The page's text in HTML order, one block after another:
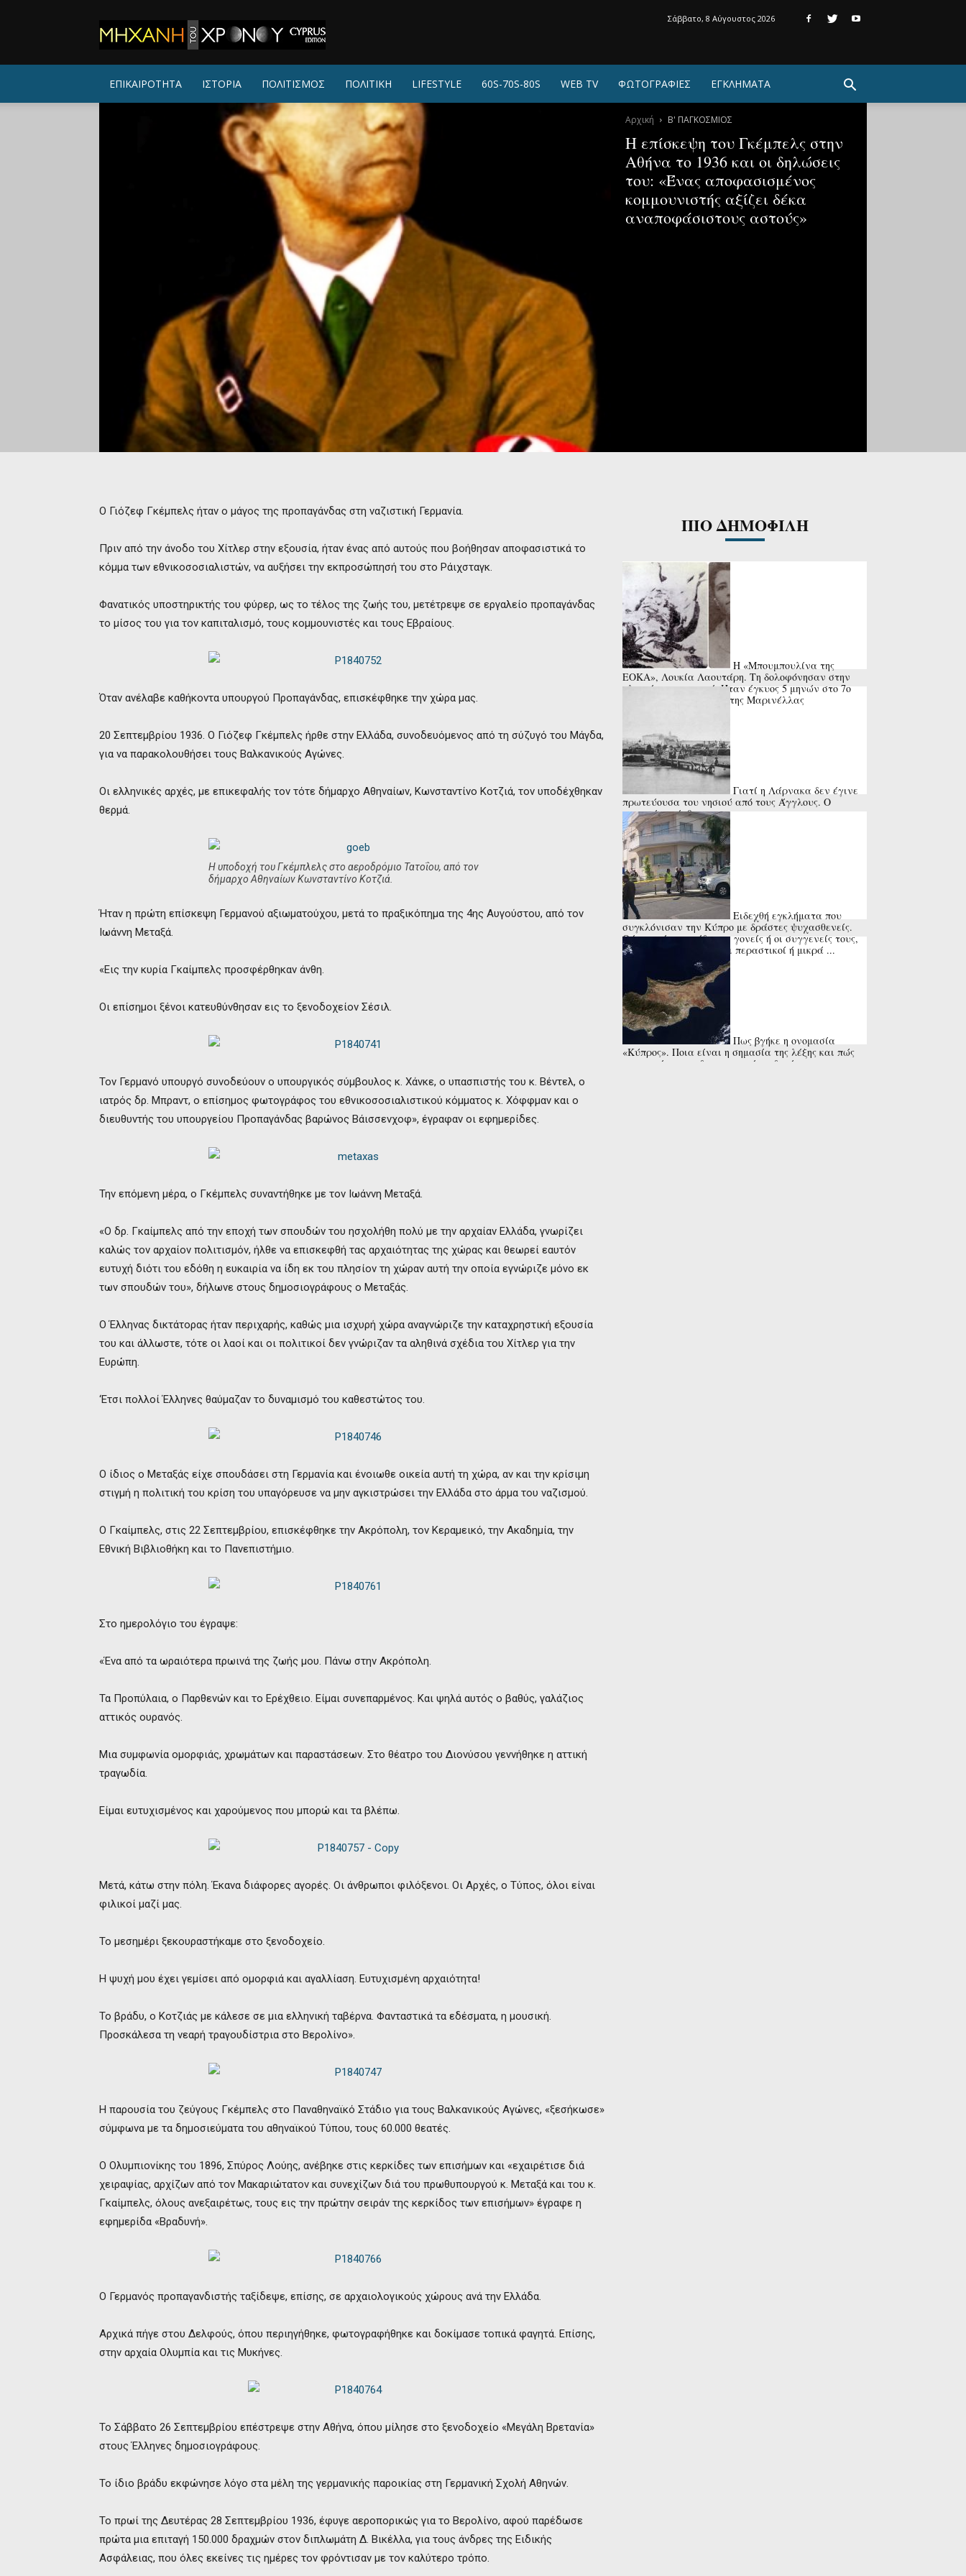
ΤΟΥ
ΧΡΟΝΟΥ
Σάββατο, 8 Αύγουστος 2026
ΕΠΙΚΑΙΡΟΤΗΤΑ ΙΣΤΟΡΙΑ ΠΟΛΙΤΙΣΜΟΣ ΠΟΛΙΤΙΚΗ LIFESTYLE 60S-70S-80S WEB TV ΦΩΤΟΓΡΑΦΙΕΣ ΕΓΚΛΗΜΑΤΑ
Αρχική Β' ΠΑΓΚΟΣΜΙΟΣ
Η επίσκεψη του Γκέμπελς στην
Αθήνα το 1936 και οι δηλώσεις
του: «Ένας αποφασισμένος
κομμουνιστής αξίζει δέκα
αναποφάσιστους αστούς»
Ο Γιόζεφ Γκέμπελς ήταν ο μάγος της προπαγάνδας στη ναζιστική Γερμανία.
Πριν από την άνοδο του Χίτλερ στην εξουσία, ήταν ένας από αυτούς που βοήθησαν αποφασιστικά το
κόμμα των εθνικοσοσιαλιστών, να αυξήσει την εκπροσώπησή του στο Ράιχσταγκ.
Φανατικός υποστηρικτής του φύρερ, ως το τέλος της ζωής του, μετέτρεψε σε εργαλείο προπαγάνδας
το μίσος του για τον καπιταλισμό, τους κομμουνιστές και τους Εβραίους.
Όταν ανέλαβε καθήκοντα υπουργού Προπαγάνδας, επισκέφθηκε την χώρα μας.
20 Σεπτεμβρίου 1936. Ο Γιόζεφ Γκέμπελς ήρθε στην Ελλάδα, συνοδευόμενος από τη σύζυγό του Μάγδα,
για να παρακολουθήσει τους Βαλκανικούς Αγώνες.
Οι ελληνικές αρχές, με επικεφαλής τον τότε δήμαρχο Αθηναίων, Κωνσταντίνο Κοτζιά, τον υποδέχθηκαν
θερμά.
Η υποδοχή του Γκέμπλελς στο αεροδρόμιο Τατοΐου, από τον
δήμαρχο Αθηναίων Κωνσταντίνο Κοτζιά.
Ήταν η πρώτη επίσκεψη Γερμανού αξιωματούχου, μετά το πραξικόπημα της 4ης Αυγούστου, από τον
Ιωάννη Μεταξά.
«Εις την κυρία Γκαίμπελς προσφέρθηκαν άνθη.
Οι επίσημοι ξένοι κατευθύνθησαν εις το ξενοδοχείον Σέσιλ.
Τον Γερμανό υπουργό συνοδεύουν ο υπουργικός σύμβουλος κ. Χάνκε, ο υπασπιστής του κ. Βέντελ, ο
ιατρός δρ. Μπραντ, ο επίσημος φωτογράφος του εθνικοσοσιαλιστικού κόμματος κ. Χόφφμαν και ο
διευθυντής του υπουργείου Προπαγάνδας βαρώνος Βάισσενχοφ», έγραφαν οι εφημερίδες.
Την επόμενη μέρα, ο Γκέμπελς συναντήθηκε με τον Ιωάννη Μεταξά.
«Ο δρ. Γκαίμπελς από την εποχή των σπουδών του ησχολήθη πολύ με την αρχαίαν Ελλάδα, γνωρίζει
καλώς τον αρχαίον πολιτισμόν, ήλθε να επισκεφθή τας αρχαιότητας της χώρας και θεωρεί εαυτόν
ευτυχή διότι του εδόθη η ευκαιρία να ίδη εκ του πλησίον τη χώραν αυτή την οποία εγνώριζε μόνο εκ
των σπουδών του», δήλωνε στους δημοσιογράφους ο Μεταξάς.
Ο Έλληνας δικτάτορας ήταν περιχαρής, καθώς μια ισχυρή χώρα αναγνώριζε την καταχρηστική εξουσία
του και άλλωστε, τότε οι λαοί και οι πολιτικοί δεν γνώριζαν τα αληθινά σχέδια του Χίτλερ για την
Ευρώπη.
‘Ετσι πολλοί Έλληνες θαύμαζαν το δυναμισμό του καθεστώτος του.
Ο ίδιος ο Μεταξάς είχε σπουδάσει στη Γερμανία και ένοιωθε οικεία αυτή τη χώρα, αν και την κρίσιμη
στιγμή η πολιτική του κρίση του υπαγόρευσε να μην αγκιστρώσει την Ελλάδα στο άρμα του ναζισμού.
Ο Γκαίμπελς, στις 22 Σεπτεμβρίου, επισκέφθηκε την Ακρόπολη, τον Κεραμεικό, την Ακαδημία, την
Εθνική Βιβλιοθήκη και το Πανεπιστήμιο.
Στο ημερολόγιο του έγραψε:
«Ένα από τα ωραιότερα πρωινά της ζωής μου. Πάνω στην Ακρόπολη.
Τα Προπύλαια, ο Παρθενών και το Ερέχθειο. Είμαι συνεπαρμένος. Και ψηλά αυτός ο βαθύς, γαλάζιος
αττικός ουρανός.
Μια συμφωνία ομορφιάς, χρωμάτων και παραστάσεων. Στο θέατρο του Διονύσου γεννήθηκε η αττική
τραγωδία.
Είμαι ευτυχισμένος και χαρούμενος που μπορώ και τα βλέπω.
Μετά, κάτω στην πόλη. Έκανα διάφορες αγορές. Οι άνθρωποι φιλόξενοι. Οι Αρχές, ο Τύπος, όλοι είναι
φιλικοί μαζί μας.
Το μεσημέρι ξεκουραστήκαμε στο ξενοδοχείο.
Η ψυχή μου έχει γεμίσει από ομορφιά και αγαλλίαση. Ευτυχισμένη αρχαιότητα!
Το βράδυ, ο Κοτζιάς με κάλεσε σε μια ελληνική ταβέρνα. Φανταστικά τα εδέσματα, η μουσική.
Προσκάλεσα τη νεαρή τραγουδίστρια στο Βερολίνο».
Η παρουσία του ζεύγους Γκέμπελς στο Παναθηναϊκό Στάδιο για τους Βαλκανικούς Αγώνες, «ξεσήκωσε»
σύμφωνα με τα δημοσιεύματα του αθηναϊκού Τύπου, τους 60.000 θεατές.
Ο Ολυμπιονίκης του 1896, Σπύρος Λούης, ανέβηκε στις κερκίδες των επισήμων και «εχαιρέτισε διά
χειραψίας, αρχίζων από τον Μακαριώτατον και συνεχίζων διά του πρωθυπουργού κ. Μεταξά και του κ.
Γκαίμπελς, όλους ανεξαιρέτως, τους εις την πρώτην σειράν της κερκίδος των επισήμων» έγραφε η
εφημερίδα «Βραδυνή».
Ο Γερμανός προπαγανδιστής ταξίδεψε, επίσης, σε αρχαιολογικούς χώρους ανά την Ελλάδα.
Αρχικά πήγε στου Δελφούς, όπου περιηγήθηκε, φωτογραφήθηκε και δοκίμασε τοπικά φαγητά. Επίσης,
στην αρχαία Ολυμπία και τις Μυκήνες.
Το Σάββατο 26 Σεπτεμβρίου επέστρεψε στην Αθήνα, όπου μίλησε στο ξενοδοχείο «Μεγάλη Βρετανία»
στους Έλληνες δημοσιογράφους.
Το ίδιο βράδυ εκφώνησε λόγο στα μέλη της γερμανικής παροικίας στη Γερμανική Σχολή Αθηνών.
Το πρωί της Δευτέρας 28 Σεπτεμβρίου 1936, έφυγε αεροπορικώς για το Βερολίνο, αφού παρέδωσε
πρώτα μια επιταγή 150.000 δραχμών στον διπλωμάτη Δ. Βικέλλα, για τους άνδρες της Ειδικής
Ασφάλειας, που όλες εκείνες τις ημέρες τον φρόντισαν με τον καλύτερο τρόπο.
ΠΙΟ ΔΗΜΟΦΙΛΗ
Η «Μπουμπουλίνα της
ΕΟΚΑ», Λουκία Λαουτάρη. Τη δολοφόνησαν στην
πλατεία του χωριού. Ήταν έγκυος 5 μηνών στο 7ο
παιδί της. Το τραγούδι της Μαρινέλλας
Γιατί η Λάρνακα δεν έγινε
πρωτεύουσα του νησιού από τους Άγγλους. Ο
«μοιραίος» άνθρωπος
Ειδεχθή εγκλήματα που
συγκλόνισαν την Κύπρο με δράστες ψυχασθενείς.
Θύματα ήταν οι ίδιοι οι γονείς ή οι συγγενείς τους,
αλλά και ανυποψίαστοι περαστικοί ή μικρά ...
Πως βγήκε η ονομασία
«Κύπρος». Ποια είναι η σημασία της λέξης και πώς
συναντώνται οι διαφορετικές εκδοχές